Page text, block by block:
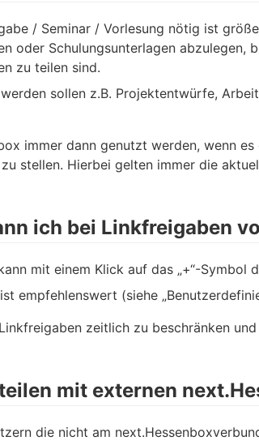
/ Seminar / Vorlesung nötig ist
oder Schulungsunterlagen abzulegen,
zu teilen sind.
sollen z.B. Projektentwürfe,
immer dann genutzt werden, wenn
stellen. Hierbei gelten immer die
ich bei Linkfreigaben
mit einem Klick auf das „+“-Symbol
empfehlenswert (siehe
zeitlich zu beschränken
mit externen
die nicht am